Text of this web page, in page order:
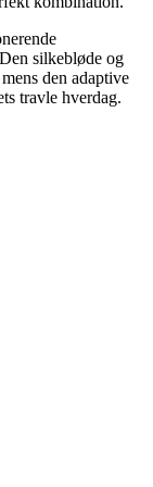
silkebløde og
den adaptive
travle hverdag.